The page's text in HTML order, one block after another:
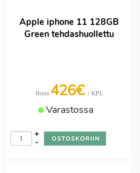
Apple iphone 11 128GB
Green tehdashuollettu
Hinta 426€ / KPL
Varastossa
-
+